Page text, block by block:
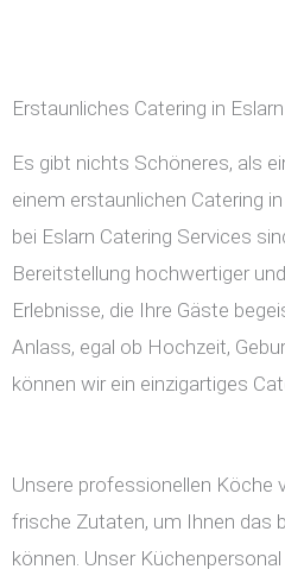
Erstaunliches Catering in Eslarn
Es gibt nichts Schöneres, als
einem erstaunlichen Catering
bei Eslarn Catering Services
Bereitstellung hochwertiger
Erlebnisse, die Ihre Gäste
Anlass, egal ob Hochzeit,
können wir ein einzigartiges
Unsere professionellen Köche
frische Zutaten, um Ihnen das
können. Unser